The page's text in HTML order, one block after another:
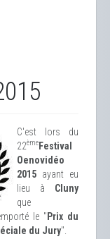
C'est lors du
22ème Festival
Oenovidéo
2015 ayant eu
lieu à Cluny
que
le " Prix du
du Jury".